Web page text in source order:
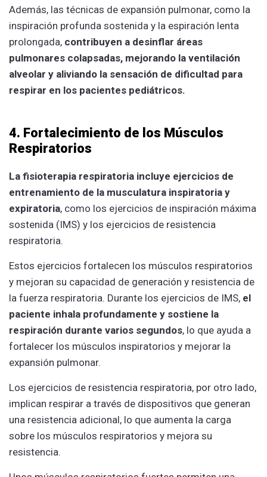
Además, las técnicas de expansión pulmonar, como la
inspiración profunda sostenida y la espiración lenta
prolongada, contribuyen a desinflar áreas
pulmonares colapsadas, mejorando la ventilación
alveolar y aliviando la sensación de dificultad para
respirar en los pacientes pediátricos.
4. Fortalecimiento de los Músculos
Respiratorios
La fisioterapia respiratoria incluye ejercicios de
entrenamiento de la musculatura inspiratoria y
expiratoria, como los ejercicios de inspiración máxima
sostenida (IMS) y los ejercicios de resistencia
respiratoria.
Estos ejercicios fortalecen los músculos respiratorios
y mejoran su capacidad de generación y resistencia de
la fuerza respiratoria. Durante los ejercicios de IMS, el
paciente inhala profundamente y sostiene la
respiración durante varios segundos, lo que ayuda a
fortalecer los músculos inspiratorios y mejorar la
expansión pulmonar.
Los ejercicios de resistencia respiratoria, por otro lado,
implican respirar a través de dispositivos que generan
una resistencia adicional, lo que aumenta la carga
sobre los músculos respiratorios y mejora su
resistencia.